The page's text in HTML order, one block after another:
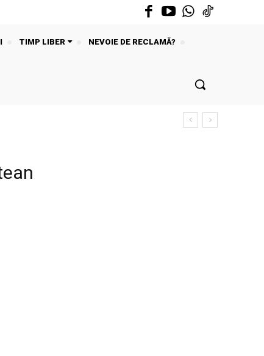
TIMP LIBER
NEVOIE DE RECLAMĂ?